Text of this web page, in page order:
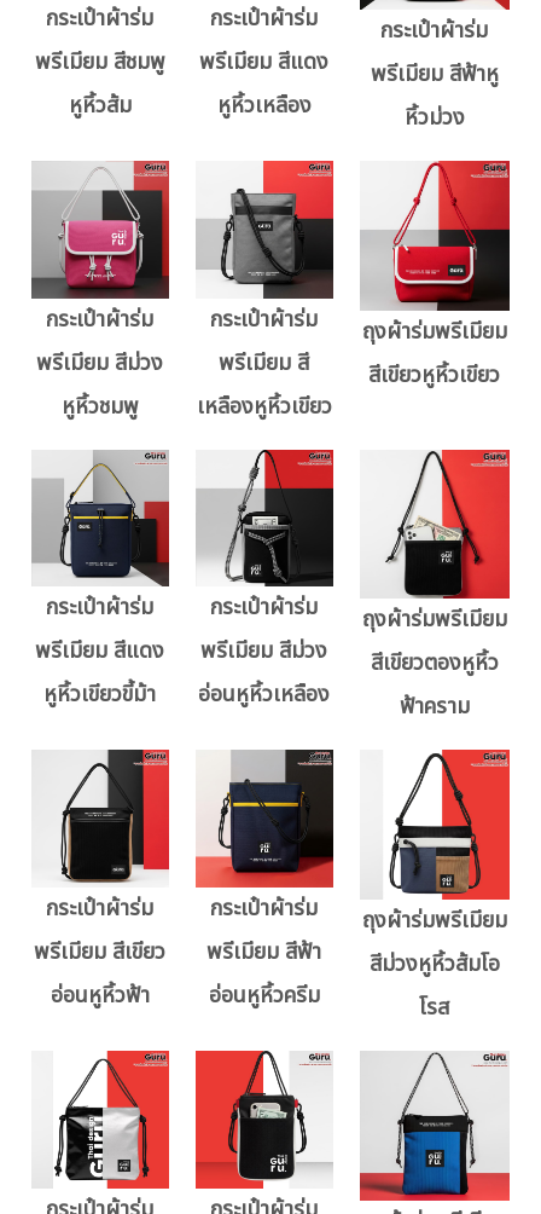
กระเป๋าผ้าร่ม
พรีเมียม สีชมพู
หูหิ้วส้ม
กระเป๋าผ้าร่ม
พรีเมียม สีแดง
หูหิ้วเหลือง
กระเป๋าผ้าร่ม
พรีเมียม สีฟ้าหู
หิ้วม่วง
กระเป๋าผ้าร่ม
พรีเมียม สีม่วง
หูหิ้วชมพู
กระเป๋าผ้าร่ม
พรีเมียม สี
เหลืองหูหิ้วเขียว
ถุงผ้าร่มพรีเมียม
สีเขียวหูหิ้วเขียว
กระเป๋าผ้าร่ม
พรีเมียม สีแดง
หูหิ้วเขียวขี้ม้า
กระเป๋าผ้าร่ม
พรีเมียม สีม่วง
อ่อนหูหิ้วเหลือง
ถุงผ้าร่มพรีเมียม
สีเขียวตองหูหิ้ว
ฟ้าคราม
กระเป๋าผ้าร่ม
พรีเมียม สีเขียว
อ่อนหูหิ้วฟ้า
กระเป๋าผ้าร่ม
พรีเมียม สีฟ้า
อ่อนหูหิ้วครีม
ถุงผ้าร่มพรีเมียม
สีม่วงหูหิ้วส้มโอ
โรส